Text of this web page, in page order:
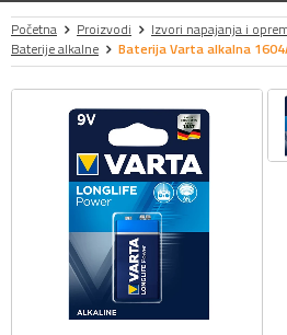
Početna Proizvodi Izvori napajanja i
Baterije alkalne
Baterija Varta alkalna